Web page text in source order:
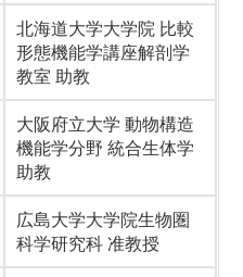
北海道大学大学院 比較
形態機能学講座解剖学
教室 助教
大阪府立大学 動物構造
機能学分野 統合生体学
助教
広島大学大学院生物圏
科学研究科 准教授